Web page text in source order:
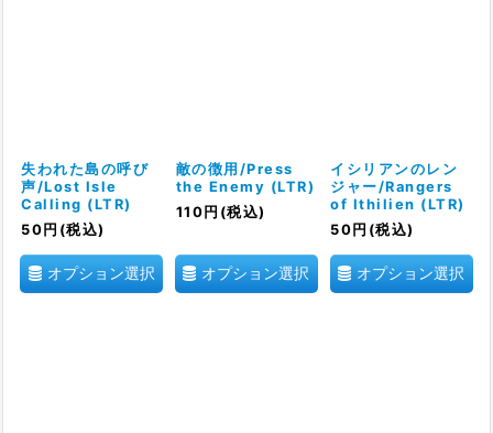
失われた島の呼び
声/Lost Isle
Calling (LTR)
50 円 (税込)
オプション選択
敵の徴用/Press
the Enemy (LTR)
110 円 (税込)
オプション選択
イシリアンのレン
ジャー/Rangers
of Ithilien (LTR)
50 円 (税込)
オプション選択